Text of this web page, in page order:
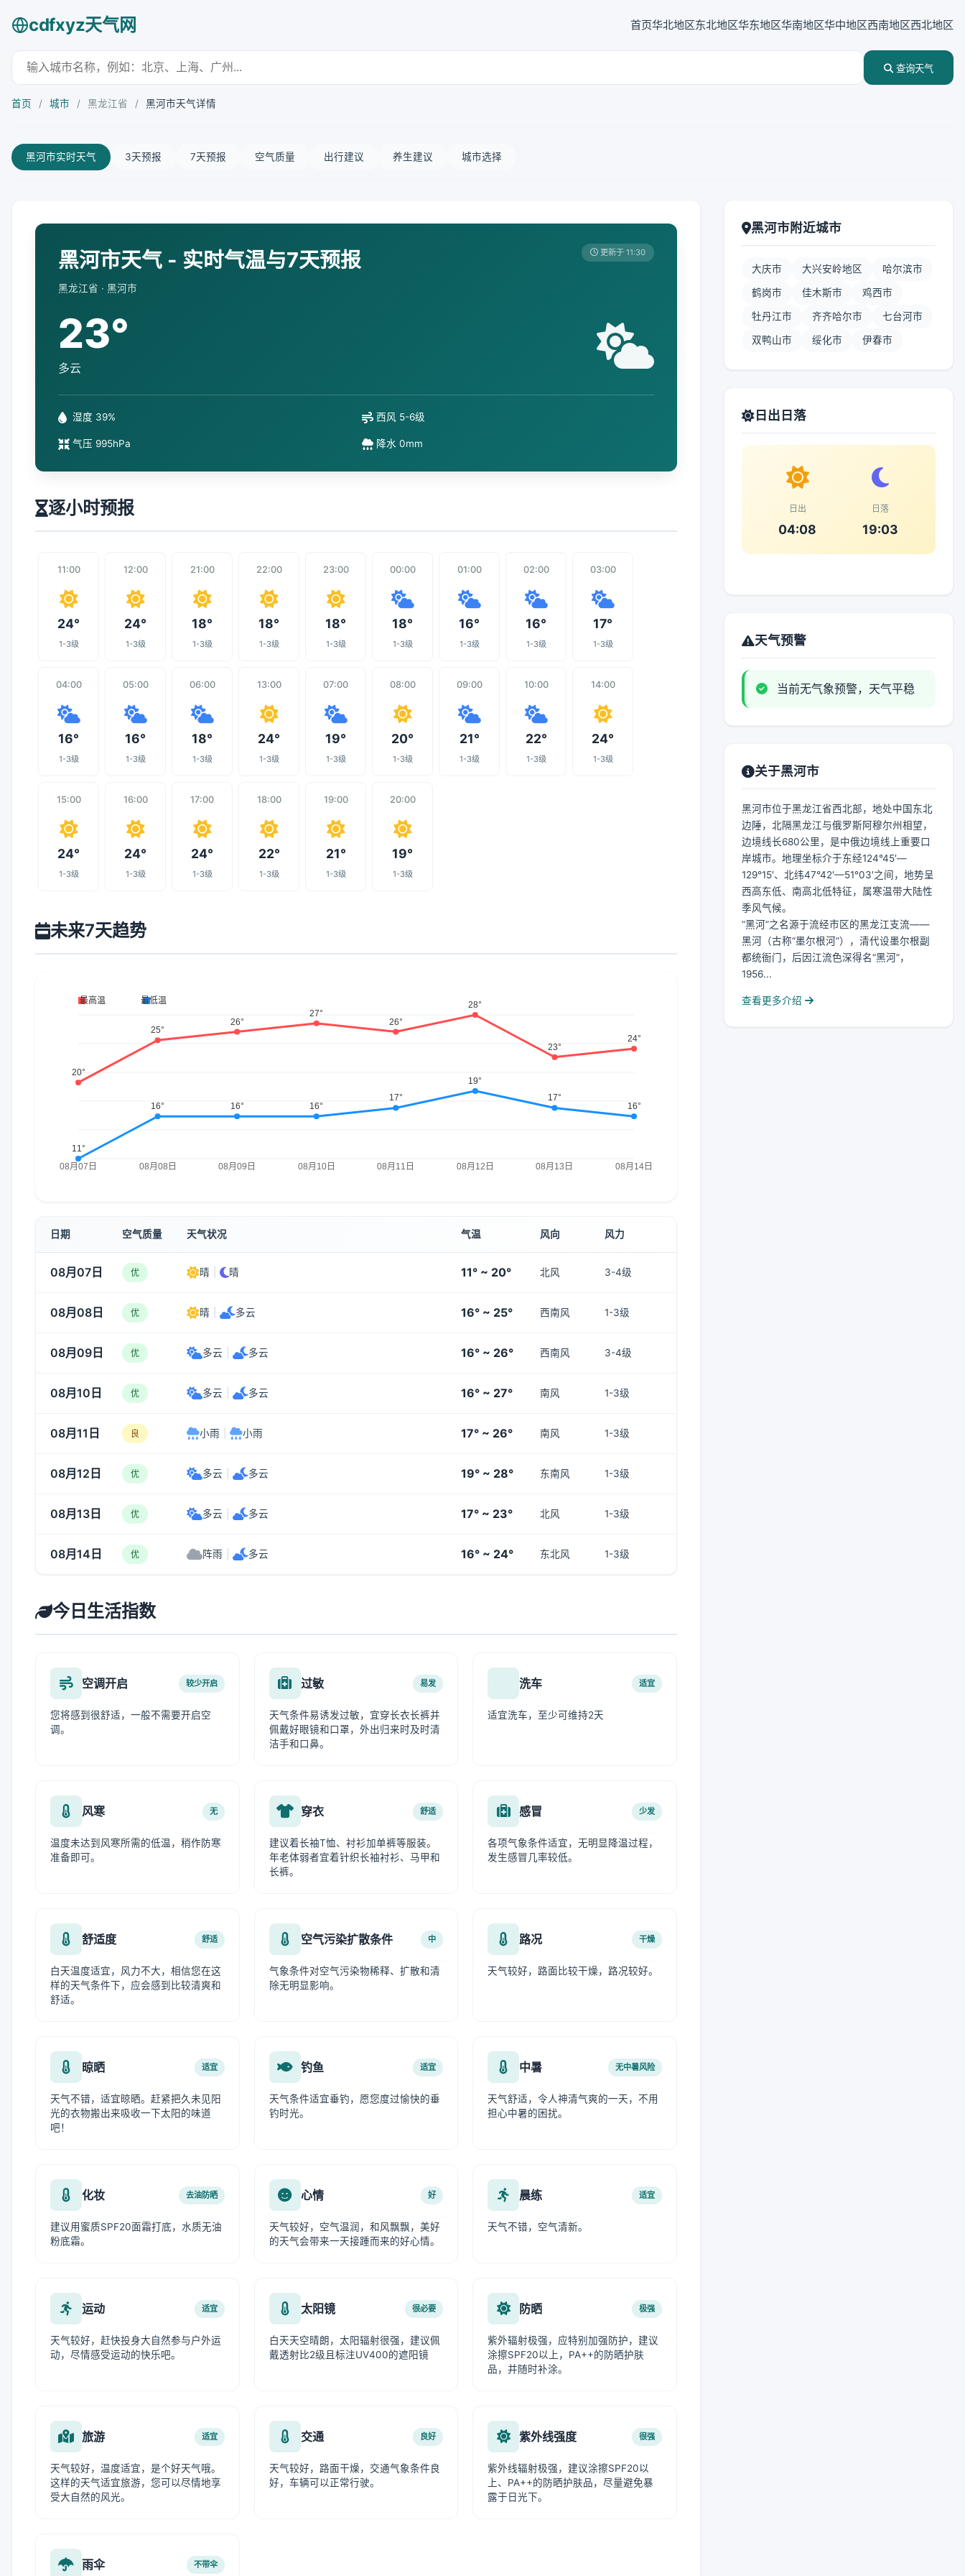
cdfxyz天气网 首页华北地区东北地区华东地区华南地区华中地区西南地区西北地区
查询天气
首页 / 城市 / 黑龙江省 / 黑河市天气详情
黑河市实时天气 3天预报 7天预报 空气质量 出行建议 养生建议 城市选择
黑河市天气 - 实时气温与7天预报
黑龙江省 · 黑河市
更新于 11:30
23°
多云
湿度 39% 西风 5-6级
气压 995hPa 降水 0mm
逐小时预报
11:00
24°
1-3级
12:00
24°
1-3级
21:00
18°
1-3级
22:00
18°
1-3级
23:00
18°
1-3级
00:00
18°
1-3级
01:00
16°
1-3级
02:00
16°
1-3级
03:00
17°
1-3级
04:00
16°
1-3级
05:00
16°
1-3级
06:00
18°
1-3级
13:00
24°
1-3级
07:00
19°
1-3级
08:00
20°
1-3级
09:00
21°
1-3级
10:00
22°
1-3级
14:00
24°
1-3级
15:00
24°
1-3级
16:00
24°
1-3级
17:00
24°
1-3级
18:00
22°
1-3级
19:00
21°
1-3级
20:00
19°
1-3级
未来7天趋势
日期 空气质量 天气状况 气温 风向 风力
08月07日 优 晴 晴 11° ~ 20° 北风 3-4级
08月08日 优 晴 多云 16° ~ 25° 西南风 1-3级
08月09日 优 多云 多云 16° ~ 26° 西南风 3-4级
08月10日 优 多云 多云 16° ~ 27° 南风 1-3级
08月11日 良 小雨 小雨 17° ~ 26° 南风 1-3级
08月12日 优 多云 多云 19° ~ 28° 东南风 1-3级
08月13日 优 多云 多云 17° ~ 23° 北风 1-3级
08月14日 优 阵雨 多云 16° ~ 24° 东北风 1-3级
今日生活指数
空调开启 较少开启
您将感到很舒适，一般不需要开启空
调。
过敏 易发
天气条件易诱发过敏，宜穿长衣长裤并
佩戴好眼镜和口罩，外出归来时及时清
洁手和口鼻。
洗车 适宜
适宜洗车，至少可维持2天
风寒 无
温度未达到风寒所需的低温，稍作防寒
准备即可。
穿衣 舒适
建议着长袖T恤、衬衫加单裤等服装。
年老体弱者宜着针织长袖衬衫、马甲和
长裤。
感冒 少发
各项气象条件适宜，无明显降温过程，
发生感冒几率较低。
舒适度 舒适
白天温度适宜，风力不大，相信您在这
样的天气条件下，应会感到比较清爽和
舒适。
空气污染扩散条件 中
气象条件对空气污染物稀释、扩散和清
除无明显影响。
路况 干燥
天气较好，路面比较干燥，路况较好。
晾晒 适宜
天气不错，适宜晾晒。赶紧把久未见阳
光的衣物搬出来吸收一下太阳的味道
吧！
钓鱼 适宜
天气条件适宜垂钓，愿您度过愉快的垂
钓时光。
中暑 无中暑风险
天气舒适，令人神清气爽的一天，不用
担心中暑的困扰。
化妆 去油防晒
建议用蜜质SPF20面霜打底，水质无油
粉底霜。
心情 好
天气较好，空气温润，和风飘飘，美好
的天气会带来一天接踵而来的好心情。
晨练 适宜
天气不错，空气清新。
运动 适宜
天气较好，赶快投身大自然参与户外运
动，尽情感受运动的快乐吧。
太阳镜 很必要
白天天空晴朗，太阳辐射很强，建议佩
戴透射比2级且标注UV400的遮阳镜
防晒 极强
紫外辐射极强，应特别加强防护，建议
涂擦SPF20以上，PA++的防晒护肤
品，并随时补涂。
旅游 适宜
天气较好，温度适宜，是个好天气哦。
这样的天气适宜旅游，您可以尽情地享
受大自然的风光。
交通 良好
天气较好，路面干燥，交通气象条件良
好，车辆可以正常行驶。
紫外线强度 很强
紫外线辐射极强，建议涂擦SPF20以
上、PA++的防晒护肤品，尽量避免暴
露于日光下。
雨伞 不带伞
黑河市附近城市
大庆市 大兴安岭地区 哈尔滨市
鹤岗市 佳木斯市 鸡西市
牡丹江市 齐齐哈尔市 七台河市
双鸭山市 绥化市 伊春市
日出日落
日出
04:08
日落
19:03
天气预警
当前无气象预警，天气平稳
关于黑河市
黑河市位于黑龙江省西北部，地处中国东北
边陲，北隔黑龙江与俄罗斯阿穆尔州相望，
边境线长680公里，是中俄边境线上重要口
岸城市。地理坐标介于东经124°45′—
129°15′、北纬47°42′—51°03′之间，地势呈
西高东低、南高北低特征，属寒温带大陆性
季风气候。
“黑河”之名源于流经市区的黑龙江支流——
黑河（古称“墨尔根河”），清代设墨尔根副
都统衙门，后因江流色深得名“黑河”，
1956...
查看更多介绍